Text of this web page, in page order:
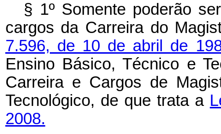
§ 1º Somente poderão
cargos da Carreira do
7.596, de 10 de abril de
Ensino Básico, Técnico e
Carreira e Cargos de
Tecnológico, de que trata a
2008.